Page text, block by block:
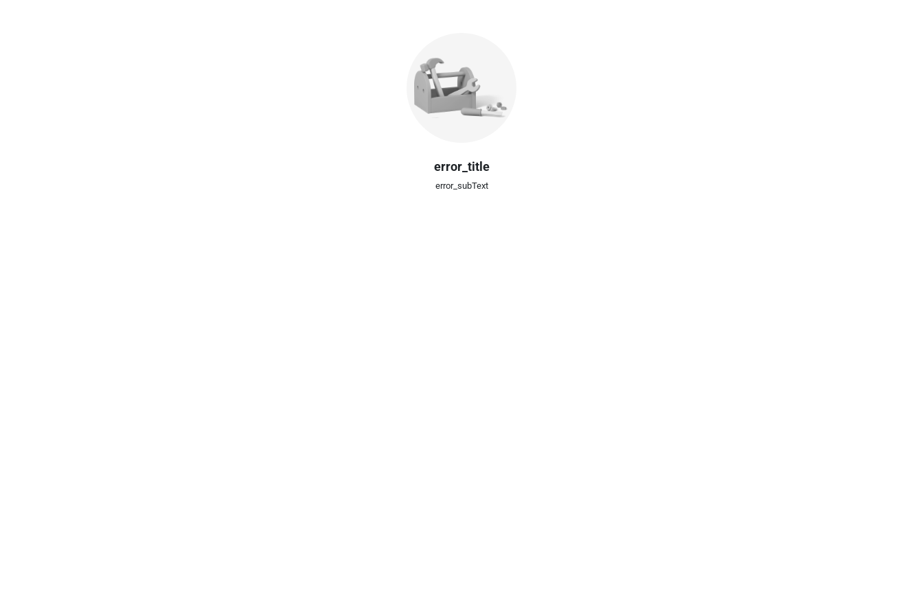
error_title
error_subText